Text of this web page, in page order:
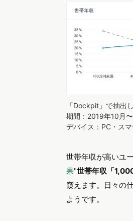
「Dockpit」で抽出
期間：2019年10月
デバイス：PC・ス
世帯年収が高いユ
果"世帯年収「
窺えます。日々の
ようです。